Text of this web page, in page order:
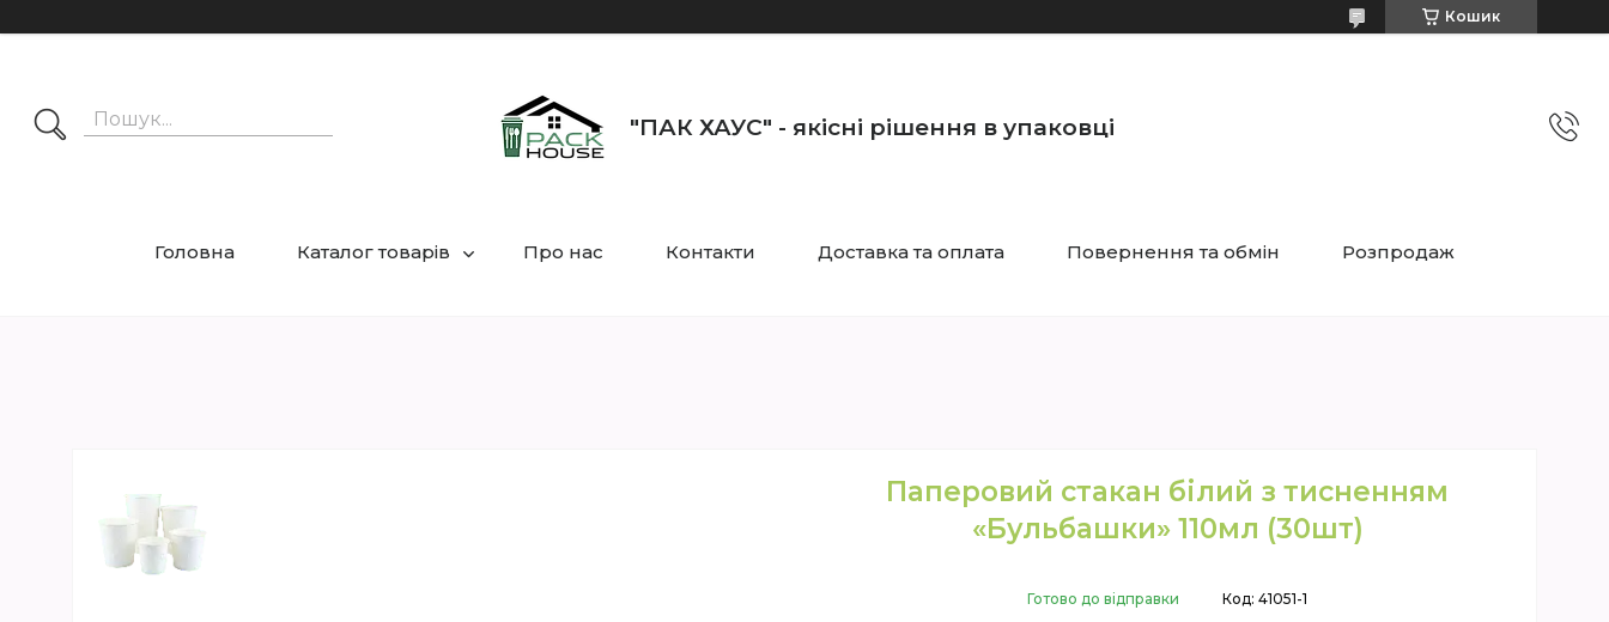
Кошик
"ПАК ХАУС" - якісні рішення в упаковці
Головна Каталог товарів Про нас Контакти Доставка та оплата Повернення та обмін Розпродаж
Паперовий стакан білий з тисненням
«Бульбашки» 110мл (30шт)
Готово до відправки Код: 41051-1